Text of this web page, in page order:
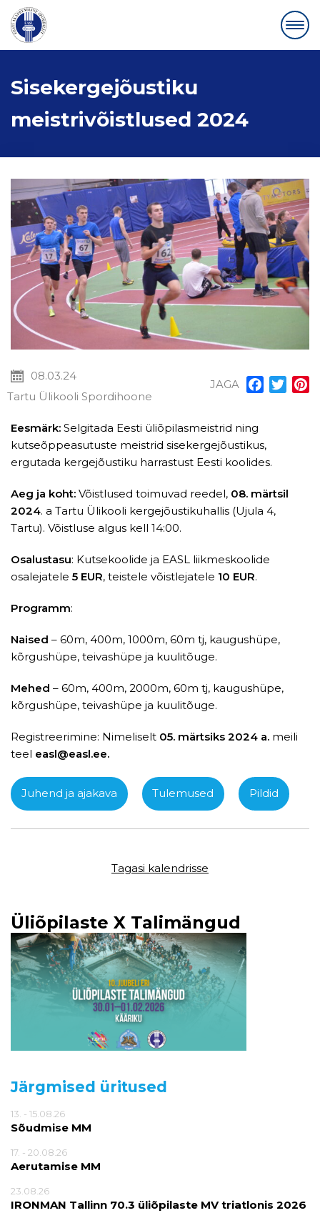
Sisekergejõustiku
meistrivõistlused 2024
Üliõpilaste X Talimängud
Järgmised üritused
13. - 15.08.26
Sõudmise MM
17. - 20.08.26
Aerutamise MM
23.08.26
IRONMAN Tallinn 70.3 üliõpilaste MV triatlonis 2026
08.03.24
Tartu Ülikooli Spordihoone
JAGA Facebook
Eesmärk: Selgitada Eesti üliõpilasmeistrid ning
kutseõppeasutuste meistrid sisekergejõustikus,
ergutada kergejõustiku harrastust Eesti koolides.
Aeg ja koht: Võistlused toimuvad reedel, 08. märtsil
2024. a Tartu Ülikooli kergejõustikuhallis (Ujula 4,
Tartu). Võistluse algus kell 14:00.
Osalustasu: Kutsekoolide ja EASL liikmeskoolide
osalejatele 5 EUR, teistele võistlejatele 10 EUR.
Programm:
Naised – 60m, 400m, 1000m, 60m tj, kaugushüpe,
kõrgushüpe, teivashüpe ja kuulitõuge.
Mehed – 60m, 400m, 2000m, 60m tj, kaugushüpe,
kõrgushüpe, teivashüpe ja kuulitõuge.
Registreerimine: Nimeliselt 05. märtsiks 2024 a. meili
teel easl@easl.ee.
Juhend ja ajakava Tulemused Pildid
Tagasi kalendrisse